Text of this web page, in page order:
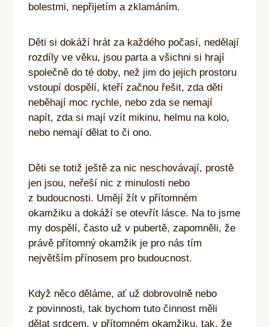
bolestmi, nepřijetím a zklamáním.
Děti si dokáží hrát za každého počasí, nedělají
rozdíly ve věku, jsou parta a všichni si hrají
společně do té doby, než jim do jejich prostoru
vstoupí dospělí, kteří začnou řešit, zda děti
neběhají moc rychle, nebo zda se nemají
napít, zda si mají vzít mikinu, helmu na kolo,
nebo nemají dělat to či ono.
Děti se totiž ještě za nic neschovávají, prostě
jen jsou, neřeší nic z minulosti nebo
z budoucnosti. Umějí žít v přítomném
okamžiku a dokáží se otevřít lásce. Na to jsme
my dospělí, často už v pubertě, zapomněli, že
právě přítomný okamžik je pro nás tím
největším přínosem pro budoucnost.
Když něco děláme, ať už dobrovolně nebo
z povinnosti, tak bychom tuto činnost měli
dělat srdcem, v přítomném okamžiku, tak, že